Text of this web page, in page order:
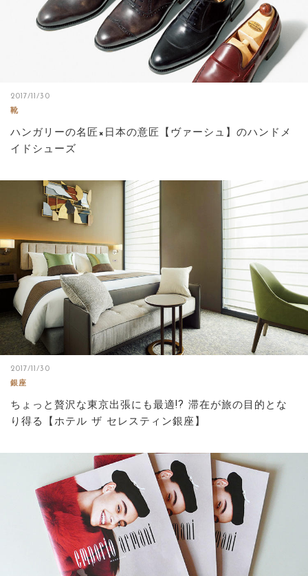
2017/11/30
靴
ハンガリーの名匠×日本の意匠【ヴァーシュ】のハンドメ
イドシューズ
2017/11/30
銀座
ちょっと贅沢な東京出張にも最適!? 滞在が旅の目的とな
り得る【ホテル ザ セレスティン銀座】